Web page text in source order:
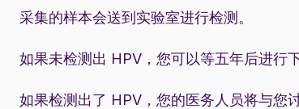
采集的样本会送到实验室进行检测。
如果未检测出 HPV，您可以等五年后进行
如果检测出了 HPV，您的医务人员将与您